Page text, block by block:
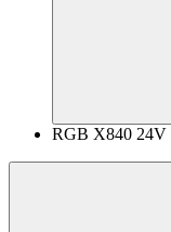
RGB X840 24V